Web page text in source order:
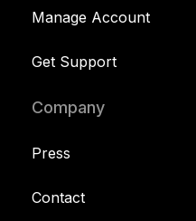
Manage Account
Get Support
Company
Press
Contact